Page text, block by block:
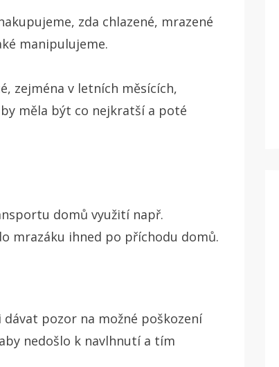
zda chlazené, mrazené
manipulujeme.
zejména v letních měsících,
měla být co nejkratší a poté
domů využití např.
mrazáku ihned po příchodu domů.
pozor na možné poškození
nedošlo k navlhnutí a tím